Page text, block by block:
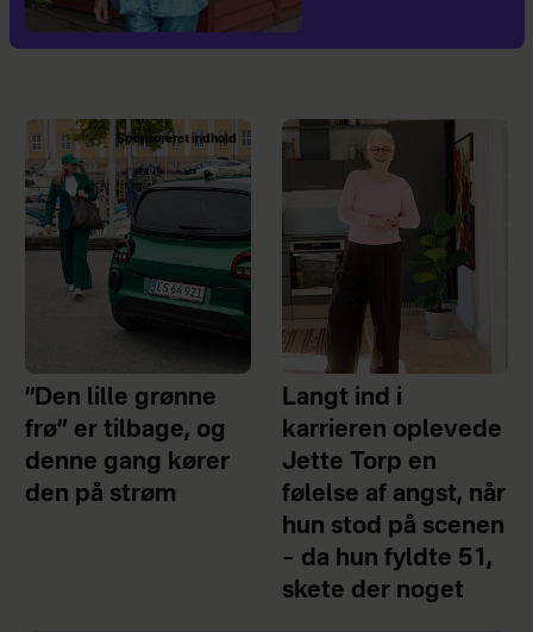
Sponsoreret indhold
”Den lille grønne
frø” er tilbage, og
denne gang kører
den på strøm
Langt ind i
karrieren oplevede
Jette Torp en
følelse af angst, når
hun stod på scenen
– da hun fyldte 51,
skete der noget